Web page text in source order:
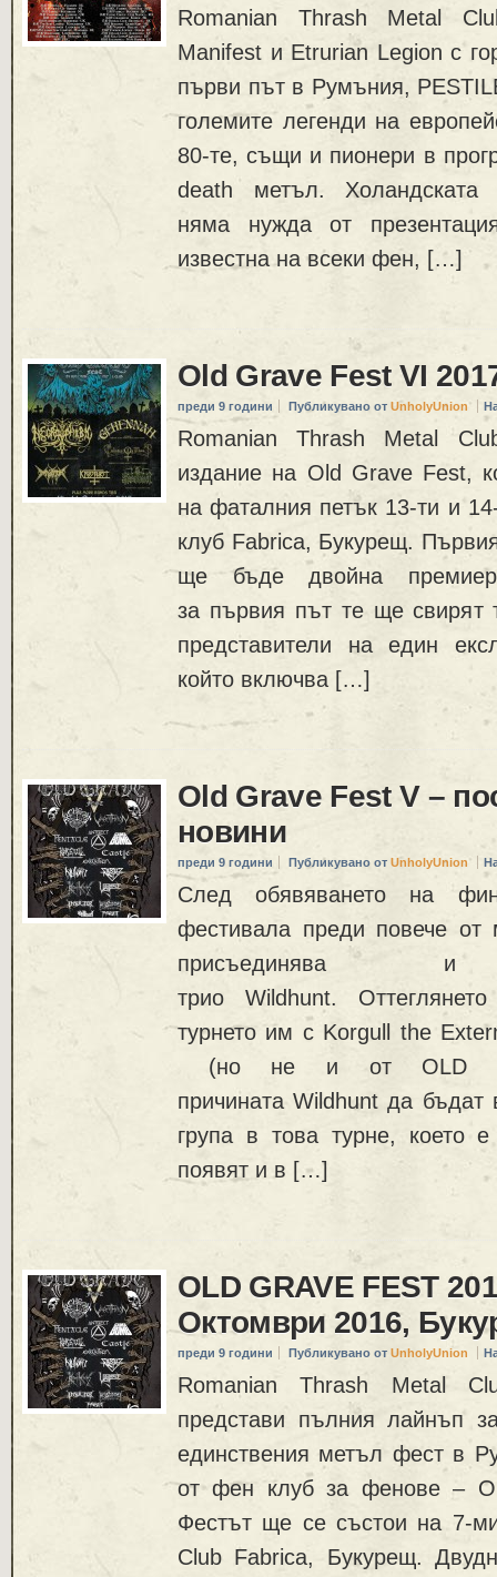
Romanian Thrash Metal
Manifest и Etrurian Legion с
първи път в Румъния,
големите легенди на
80-те, същи и пионери в
death метъл. Холандската
няма нужда от
известна на всеки фен, […]
Old Grave Fest VI
преди 9 години Публикувано от UnholyUnion
Romanian Thrash Metal
издание на Old Grave Fest,
на фаталния петък 13-ти и
клуб Fabrica, Букурещ.
ще бъде двойна
за първия път те ще свирят
представители на един
който включва […]
Old Grave Fest V –
новини
преди 9 години Публикувано от UnholyUnion
След обявяването на
фестивала преди повече
присъединява и
трио Wildhunt.
турнето им с Korgull the
(но не и от OLD
причината Wildhunt да бъдат
група в това турне, което
появят и в […]
OLD GRAVE FEST
Октомври 2016,
преди 9 години Публикувано от UnholyUnion
Romanian Thrash Metal
представи пълния лайнъп
единствения метъл фест в
от фен клуб за фенове –
Фестът ще се състои на 7-
Club Fabrica, Букурещ.